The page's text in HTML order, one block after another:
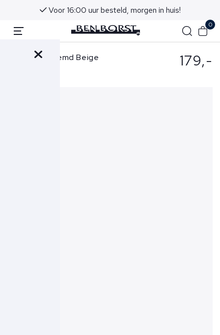
Voor 16:00 uur besteld, morgen in huis!
0
Xacus Overhemd Beige 179,-